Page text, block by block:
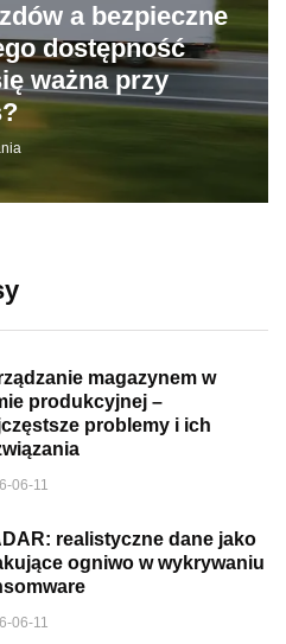
a bezpieczne
dostępność
ważna przy
magazynem w
produkcyjnej –
problemy i ich
06-11
realistyczne dane jako
ogniwo w wykrywaniu
06-11